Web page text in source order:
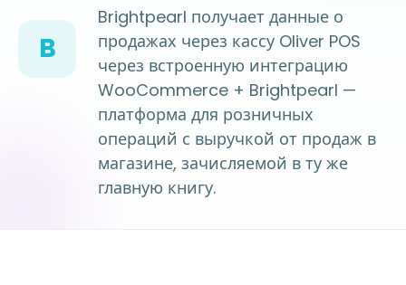
B
Brightpearl получает данные о
продажах через кассу Oliver POS
через встроенную интеграцию
WooCommerce + Brightpearl —
платформа для розничных
операций с выручкой от продаж в
магазине, зачисляемой в ту же
главную книгу.